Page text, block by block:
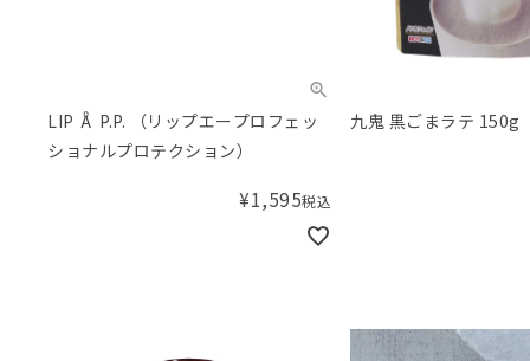
LIP Å P.P. （リップエープロフェッ
ショナルプロテクション）
¥1,595税込
九鬼 黒ごまラテ 150g